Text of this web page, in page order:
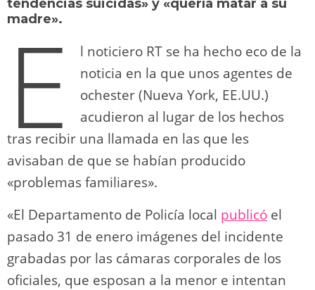
n
p o
k
tendencias suicidas» y «quería matar a su
madre».
E
l noticiero RT se ha hecho eco de la
noticia en la que unos agentes de
ochester (Nueva York, EE.UU.)
acudieron al lugar de los hechos
tras recibir una llamada en las que les
avisaban de que se habían producido
«problemas familiares».
«El Departamento de Policía local publicó el
pasado 31 de enero imágenes del incidente
grabadas por las cámaras corporales de los
oficiales, que esposan a la menor e intentan